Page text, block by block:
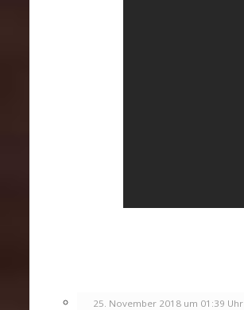
25. November 2018 um 01:39 Uhr